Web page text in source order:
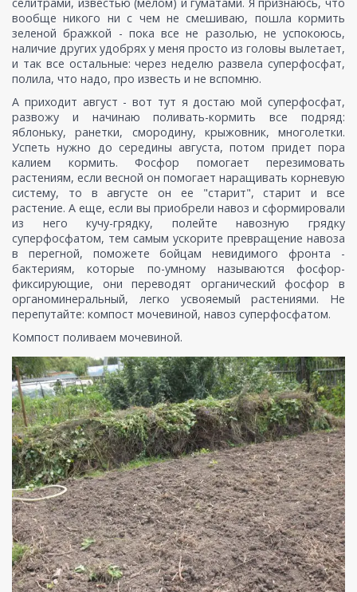
селитрами, известью (мелом) и гуматами. Я признаюсь, что
вообще никого ни с чем не смешиваю, пошла кормить
зеленой бражкой - пока все не разолью, не успокоюсь,
наличие других удобрях у меня просто из головы вылетает,
и так все остальные: через неделю развела суперфосфат,
полила, что надо, про известь и не вспомню.
А приходит август - вот тут я достаю мой суперфосфат,
развожу и начинаю поливать-кормить все подряд:
яблоньку, ранетки, смородину, крыжовник, многолетки.
Успеть нужно до середины августа, потом придет пора
калием кормить. Фосфор помогает перезимовать
растениям, если весной он помогает наращивать корневую
систему, то в августе он ее "старит", старит и все
растение. А еще, если вы приобрели навоз и сформировали
из него кучу-грядку, полейте навозную грядку
суперфосфатом, тем самым ускорите превращение навоза
в перегной, поможете бойцам невидимого фронта -
бактериям, которые по-умному называются фосфор-
фиксирующие, они переводят органический фосфор в
органоминеральный, легко усвояемый растениями. Не
перепутайте: компост мочевиной, навоз суперфосфатом.
Компост поливаем мочевиной.